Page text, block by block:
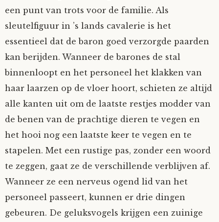
Fioontje
Gralin
Henricus
Jack
Johanna
Juliette Stark
Kersje
Lani
een punt van trots voor de familie. Als
sleutelfiguur in ’s lands cavalerie is het
essentieel dat de baron goed verzorgde paarden
kan berijden. Wanneer de barones de stal
binnenloopt en het personeel het klakken van
haar laarzen op de vloer hoort, schieten ze altijd
alle kanten uit om de laatste restjes modder van
de benen van de prachtige dieren te vegen en
het hooi nog een laatste keer te vegen en te
stapelen. Met een rustige pas, zonder een woord
te zeggen, gaat ze de verschillende verblijven af.
Wanneer ze een nerveus ogend lid van het
personeel passeert, kunnen er drie dingen
gebeuren. De geluksvogels krijgen een zuinige